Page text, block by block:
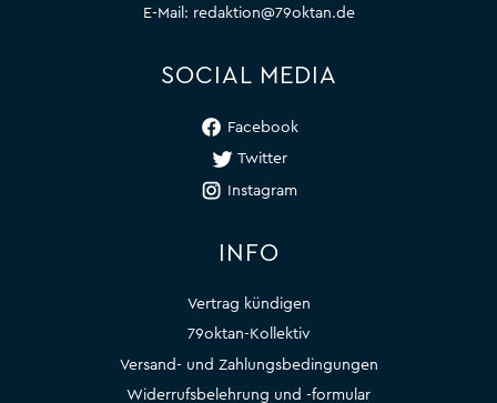
E-Mail: redaktion@79oktan.de
SOCIAL MEDIA
Facebook
Twitter
Instagram
INFO
Vertrag kündigen
79oktan-Kollektiv
Versand- und Zahlungsbedingungen
Widerrufsbelehrung und -formular